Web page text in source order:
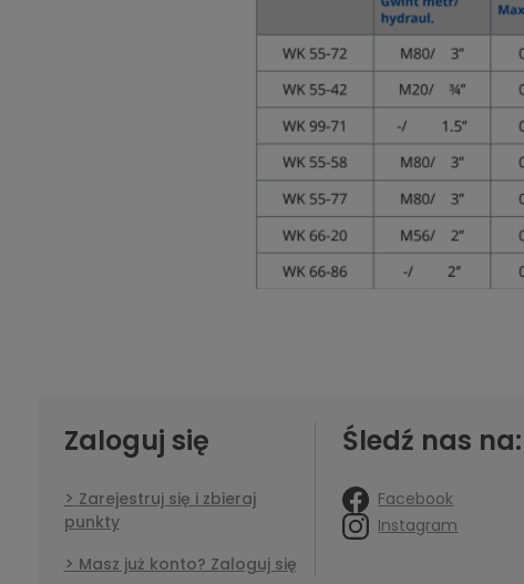
Zaloguj się
Zarejestruj się i zbieraj
punkty
Masz już konto? Zaloguj się
Śledź nas na:
Facebook
Instagram